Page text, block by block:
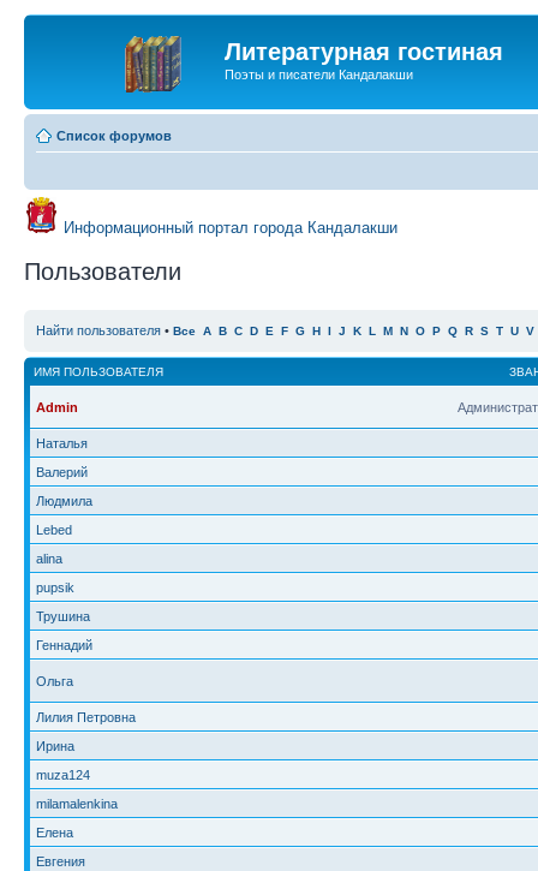
Литературная гостиная
Поэты и писатели Кандалакши
Список форумов
Информационный портал города Кандалакши
Пользователи
Найти пользователя • Все A B C D E F G H I J K L M N O P Q R S T U V
ИМЯ ПОЛЬЗОВАТЕЛЯ
Admin
Наталья
Валерий
Людмила
Lebed
alina
pupsik
Трушина
Геннадий
Ольга
Лилия Петровна
Ирина
muza124
milamalenkina
Елена
Евгения